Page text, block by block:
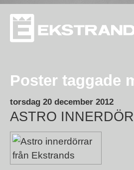
Poster taggade
torsdag 20 december 2012
ASTRO